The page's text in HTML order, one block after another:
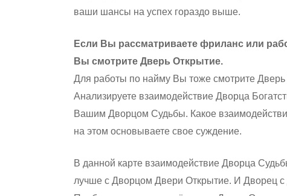
ваши шансы на успех гораздо выше.
Если Вы рассматриваете фриланс или
Вы смотрите Дверь Открытие.
Для работы по найму Вы тоже смотрите Дверь
Анализируете взаимодействие Дворца
Вашим Дворцом Судьбы. Какое
на этом основываете свое суждение.
В данной карте взаимодействие Дворца
лучше с Дворцом Двери Открытие. И Дворец